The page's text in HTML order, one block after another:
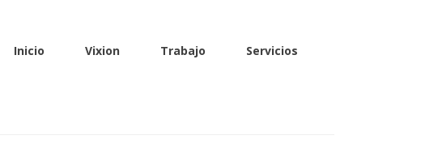
Inicio Vixion Trabajo Servicios